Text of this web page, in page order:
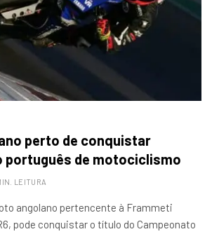
perto de conquistar
português de motociclismo
LEITURA
angolano pertencente à Frammeti
pode conquistar o título do Campeonato